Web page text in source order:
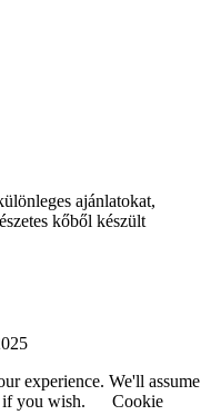
ajánlatokat,
kőből készült
experience. We'll assume
you wish.
Cookie